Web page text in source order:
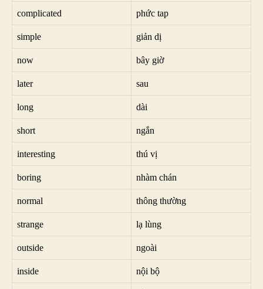
complicated phức tap
simple giản dị
now bây giờ
later sau
long dài
short ngắn
interesting thú vị
boring nhàm chán
normal thông thường
strange lạ lùng
outside ngoài
inside nội bộ